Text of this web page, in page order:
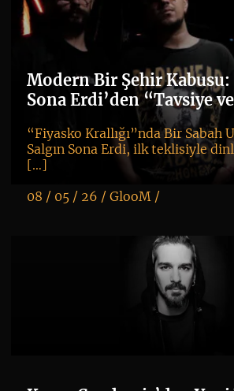
Modern Bir Şehir Kabusu:
Sona Erdi’den “Tavsiye
“Fiyasko Krallığı”nda Bir Sabah
Salgın Sona Erdi, ilk teklisiyle
[…]
08 / 05 / 26 / GlooM/